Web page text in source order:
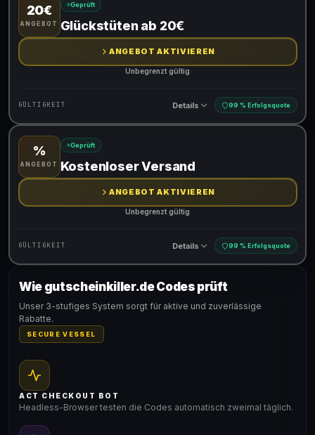
Gültig für teilnehmende Produkte
20€
ANGEBOT
Geprüft
Glückstüten ab 20€
ANGEBOT AKTIVIEREN
Unbegrenzt gültig
GÜLTIGKEIT Details 99 % Erfolgsquote
Gültig für teilnehmende Produkte
%
ANGEBOT
Geprüft
Kostenloser Versand
ANGEBOT AKTIVIEREN
Unbegrenzt gültig
GÜLTIGKEIT Details 99 % Erfolgsquote
Gültig für teilnehmende Produkte
Wie gutscheinkiller.de Codes prüft
Unser 3-stufiges System sorgt für aktive und zuverlässige
Rabatte.
SECURE VESSEL
ACT CHECKOUT BOT
Headless-Browser testen die Codes automatisch zweimal täglich.